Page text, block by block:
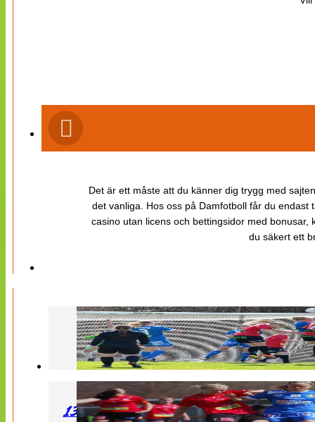
Det är ett måste att du känner dig trygg med
det vanliga. Hos oss på Damfotboll får du
casino utan licens och bettingsidor med
du säkert ett
130427 LB 07 – QBIK